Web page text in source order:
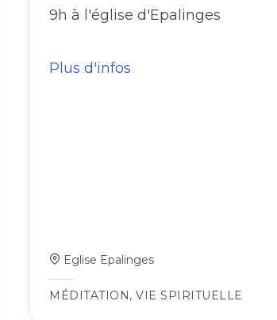
9h à l'église d'Epalinges
Plus d'infos
Eglise Epalinges
MÉDITATION, VIE SPIRITUELLE